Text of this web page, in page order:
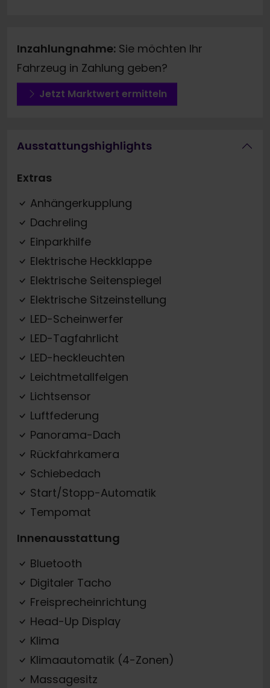
Inzahlungnahme: Sie möchten Ihr
Fahrzeug in Zahlung geben?
Jetzt Marktwert ermitteln
Ausstattungshighlights
Extras
Anhängerkupplung
Dachreling
Einparkhilfe
Elektrische Heckklappe
Elektrische Seitenspiegel
Elektrische Sitzeinstellung
LED-Scheinwerfer
LED-Tagfahrlicht
LED-heckleuchten
Leichtmetallfelgen
Lichtsensor
Luftfederung
Panorama-Dach
Rückfahrkamera
Schiebedach
Start/Stopp-Automatik
Tempomat
Innenausstattung
Bluetooth
Digitaler Tacho
Freisprecheinrichtung
Head-Up Display
Klima
Klimaautomatik (4-Zonen)
Massagesitz